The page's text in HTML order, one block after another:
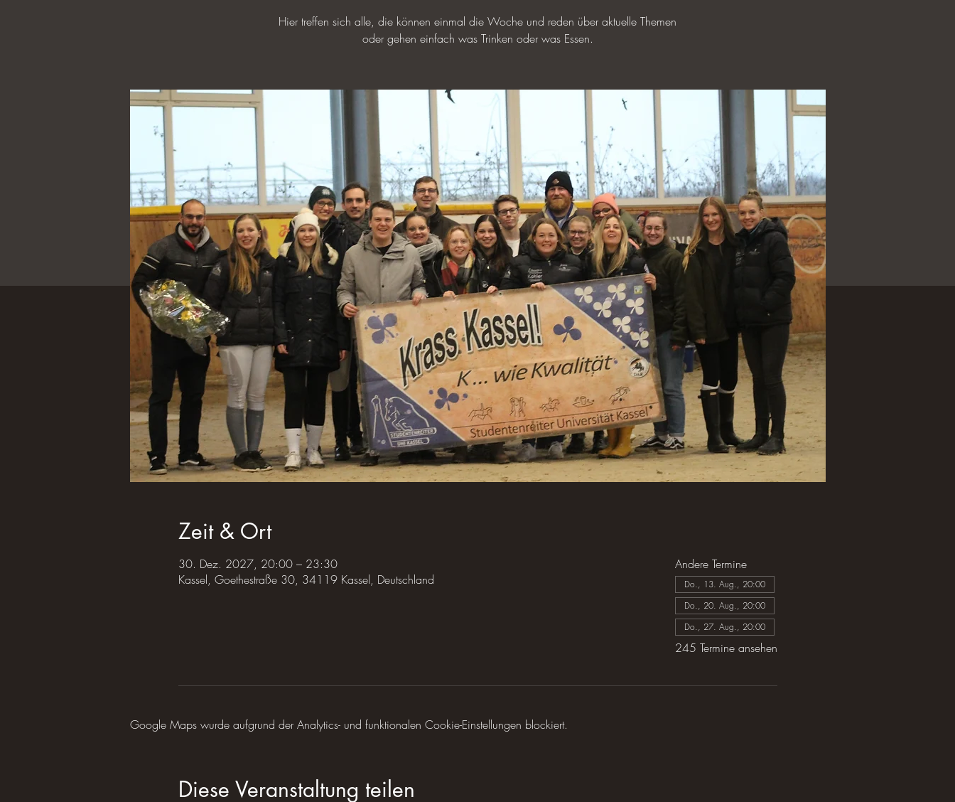
Hier treffen sich alle, die können einmal die Woche und reden über aktuelle Themen
oder gehen einfach was Trinken oder was Essen.
Zeit & Ort
30. Dez. 2027, 20:00 – 23:30
Kassel, Goethestraße 30, 34119 Kassel, Deutschland
Andere Termine
Do., 13. Aug., 20:00
Do., 20. Aug., 20:00
Do., 27. Aug., 20:00
245 Termine ansehen
Google Maps wurde aufgrund der Analytics- und funktionalen Cookie-Einstellungen blockiert.
Diese Veranstaltung teilen